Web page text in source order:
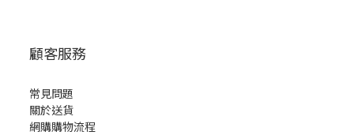
顧客服務
常見問題
關於送貨
網購購物流程